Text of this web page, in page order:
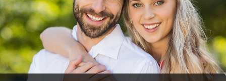
Integritetspolicy
Kontakt
Svenska